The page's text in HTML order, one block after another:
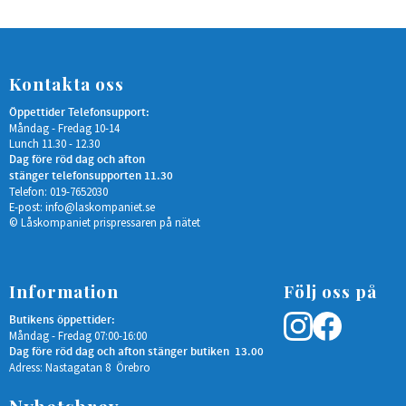
Kontakta oss
Öppettider Telefonsupport:
Måndag - Fredag 10-14
Lunch 11.30 - 12.30
Dag före röd dag och afton
stänger telefonsupporten 11.30
Telefon: 019-7652030
E-post: info@laskompaniet.se
© Låskompaniet prispressaren på nätet
Information
Butikens öppettider:
Måndag - Fredag 07:00-16:00
Dag före röd dag och afton stänger butiken 13.00
Adress: Nastagatan 8 Örebro
Följ oss på